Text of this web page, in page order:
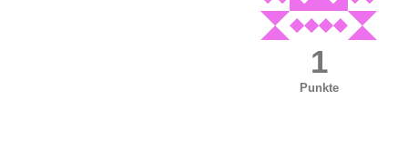
1
Punkte